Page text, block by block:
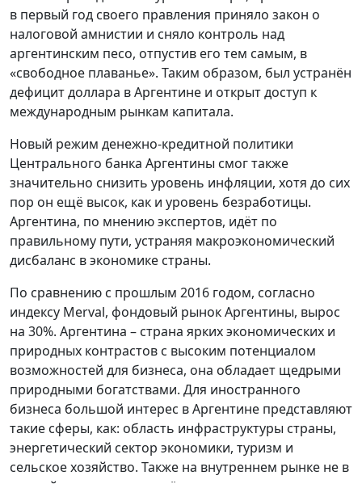
в первый год своего правления приняло закон о
налоговой амнистии и сняло контроль над
аргентинским песо, отпустив его тем самым, в
«свободное плаванье». Таким образом, был устранён
дефицит доллара в Аргентине и открыт доступ к
международным рынкам капитала.
Новый режим денежно-кредитной политики
Центрального банка Аргентины смог также
значительно снизить уровень инфляции, хотя до сих
пор он ещё высок, как и уровень безработицы.
Аргентина, по мнению экспертов, идёт по
правильному пути, устраняя макроэкономический
дисбаланс в экономике страны.
По сравнению с прошлым 2016 годом, согласно
индексу Merval, фондовый рынок Аргентины, вырос
на 30%. Аргентина – страна ярких экономических и
природных контрастов с высоким потенциалом
возможностей для бизнеса, она обладает щедрыми
природными богатствами. Для иностранного
бизнеса большой интерес в Аргентине представляют
такие сферы, как: область инфраструктуры страны,
энергетический сектор экономики, туризм и
сельское хозяйство. Также на внутреннем рынке не в